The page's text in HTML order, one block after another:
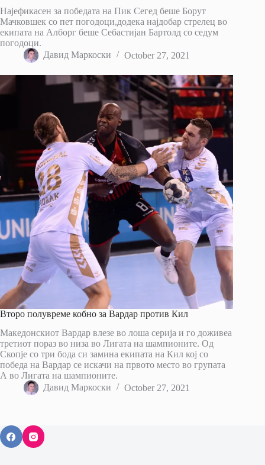
Најефикасен за победата на Пик Сегед беше Борут
Мачковшек со пет погодоци,додека најдобар стрелец во
екипата на Алборг беше Себастијан Бартолд со седум
погодоци.
Давид Маркоски
October 27, 2021
Второ полувреме кобно за Вардар против Кил
Македонскиот Вардар влезе во лоша серија и го доживеа
третиот пораз во низа во Лигата на шампионите. Од
Скопје со три бода си замина екипата на Кил кој со
победа на Вардар се искачи на првото место во групата
А во Лигата на шампионите.
Давид Маркоски
October 27, 2021